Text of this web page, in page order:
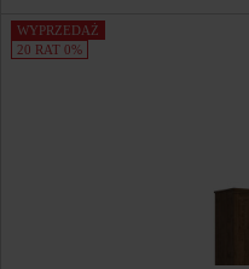
WYPRZEDAŻ
20 RAT 0%